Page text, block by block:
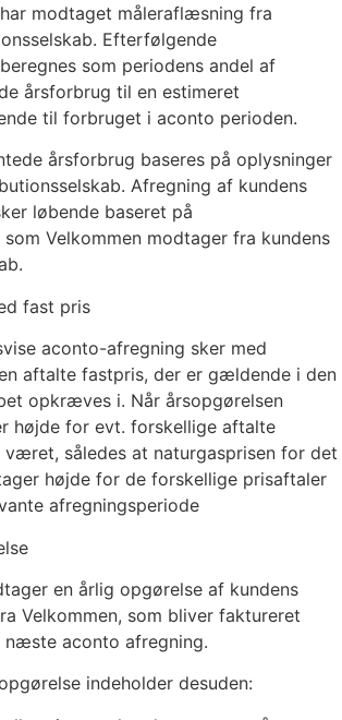
modtaget måleraflæsning fra
Efterfølgende
som periodens andel af
årsforbrug til en estimeret
til forbruget i aconto perioden.
årsforbrug baseres på oplysninger
Afregning af kundens
løbende baseret på
Velkommen modtager fra kundens
fast pris
aconto-afregning sker med
aftalte fastpris, der er gældende i den
opkræves i. Når årsopgørelsen
højde for evt. forskellige aftalte
været, således at naturgasprisen for det
højde for de forskellige prisaftaler
afregningsperiode
en årlig opgørelse af kundens
Velkommen, som bliver faktureret
næste aconto afregning.
indeholder desuden: